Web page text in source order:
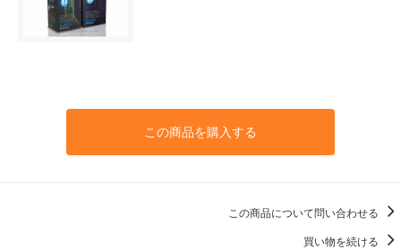
この商品を購入する
この商品について問い合わせる
買い物を続ける